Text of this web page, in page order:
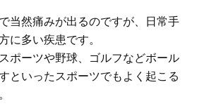
当然痛みが出るのですが、日常手
に多い疾患です。
ポーツや野球、ゴルフなどボール
といったスポーツでもよく起こる